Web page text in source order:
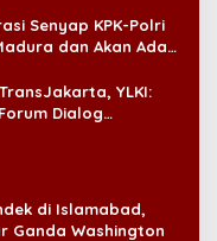
Senyap KPK-Polri
dan Akan Ada
YLKI:
Dialog
di Islamabad,
Ganda Washington